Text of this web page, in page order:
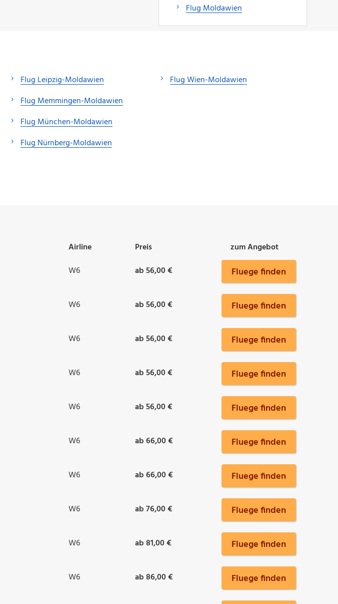
Flug Moldawien
Flug Leipzig-Moldawien
Flug Memmingen-Moldawien
Flug München-Moldawien
Flug Nürnberg-Moldawien
Flug Wien-Moldawien
Airline Preis
zum Angebot
W6 ab 56,00 € Fluege finden
W6 ab 56,00 € Fluege finden
W6 ab 56,00 € Fluege finden
W6 ab 56,00 € Fluege finden
W6 ab 56,00 € Fluege finden
W6 ab 66,00 € Fluege finden
W6 ab 66,00 € Fluege finden
W6 ab 76,00 € Fluege finden
W6 ab 81,00 € Fluege finden
W6 ab 86,00 € Fluege finden